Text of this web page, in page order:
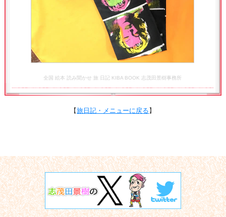
全国 絵本 読み聞かせ 旅 日記 KIBA BOOK 志茂田景樹事務所
【旅日記・メニューに戻る 】